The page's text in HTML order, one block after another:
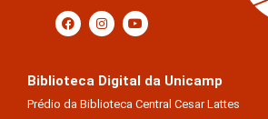
Biblioteca Digital da Unicamp
Prédio da Biblioteca Central Cesar Lattes